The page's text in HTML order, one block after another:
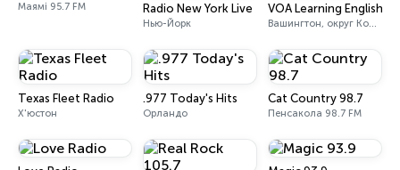
Маямі 95.7 FM Radio New York Live
Нью-Йорк
VOA Learning English
Вашингтон, округ Колумбія
Texas Fleet Radio
Х'юстон
.977 Today's Hits
Орландо
Cat Country 98.7
Пенсакола 98.7 FM